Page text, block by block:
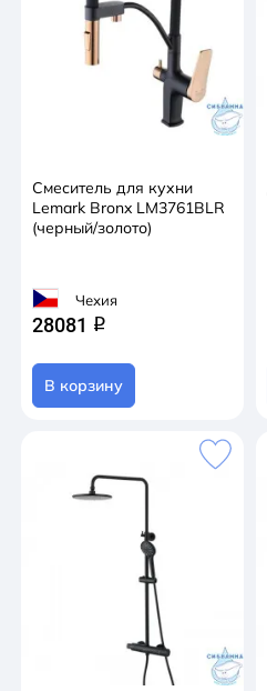
Смеситель для кухни
Lemark Bronx LM3761BLR
(черный/золото)
Чехия
28081 q
В корзину